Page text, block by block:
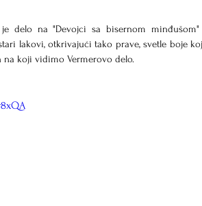
delo na "Devojci sa bisernom minđušom"
lakovi, otkrivajući tako prave, svetle boje
koji vidimo Vermerovo delo.